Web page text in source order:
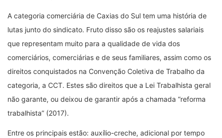
A categoria comerciária de Caxias do Sul tem uma história de
lutas junto do sindicato. Fruto disso são os reajustes salariais
que representam muito para a qualidade de vida dos
comerciários, comerciárias e de seus familiares, assim como os
direitos conquistados na Convenção Coletiva de Trabalho da
categoria, a CCT. Estes são direitos que a Lei Trabalhista geral
não garante, ou deixou de garantir após a chamada “reforma
trabalhista” (2017).
Entre os principais estão: auxílio-creche, adicional por tempo